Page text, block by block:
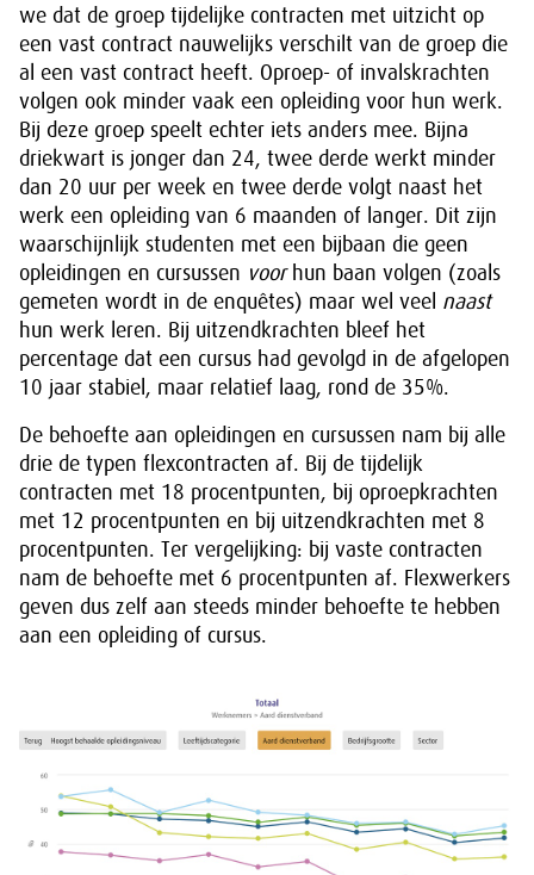
we dat de groep tijdelijke contracten met uitzicht op
een vast contract nauwelijks verschilt van de groep die
al een vast contract heeft. Oproep- of invalskrachten
volgen ook minder vaak een opleiding voor hun werk.
Bij deze groep speelt echter iets anders mee. Bijna
driekwart is jonger dan 24, twee derde werkt minder
dan 20 uur per week en twee derde volgt naast het
werk een opleiding van 6 maanden of langer. Dit zijn
waarschijnlijk studenten met een bijbaan die geen
opleidingen en cursussen voorhun baan volgen (zoals
gemeten wordt in de enquêtes) maar wel veel naast
hun werk leren. Bij uitzendkrachten bleef het
percentage dat een cursus had gevolgd in de afgelopen
10 jaar stabiel, maar relatief laag, rond de 35%.
De behoefte aan opleidingen en cursussen nam bij alle
drie de typen flexcontracten af. Bij de tijdelijk
contracten met 18 procentpunten, bij oproepkrachten
met 12 procentpunten en bij uitzendkrachten met 8
procentpunten. Ter vergelijking: bij vaste contracten
nam de behoefte met 6 procentpunten af. Flexwerkers
geven dus zelf aan steeds minder behoefte te hebben
aan een opleiding of cursus.